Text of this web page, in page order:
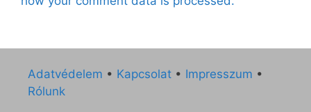
Adatvédelem • Kapcsolat • Impresszum •
Rólunk